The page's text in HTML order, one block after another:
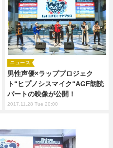
男性声優×ラッププロジェク
ト“ヒプノシスマイク“AGF朗読
パートの映像が公開！
ニュース
2017.11.28 Tue 20:00